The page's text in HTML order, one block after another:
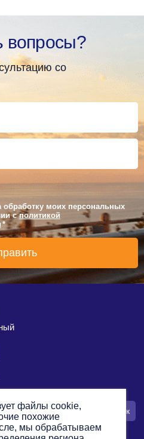
вопросы?
со
обработку моих персональных
сполитикой
*
заявку Заказать звонок
файлы cookie,
похожие
мы обрабатываем